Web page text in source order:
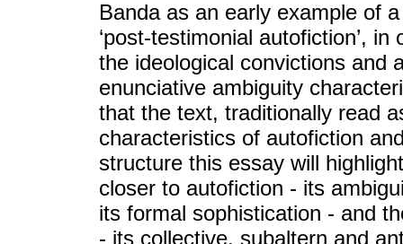
Banda as an early example of
‘post-testimonial autofiction’,
the ideological convictions and
enunciative ambiguity
that the text, traditionally read
characteristics of autofiction
structure this essay will
closer to autofiction - its
its formal sophistication - and
- its collective, subaltern and